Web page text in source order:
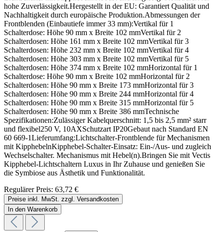
hohe Zuverlässigkeit.Hergestellt in der EU: Garantiert Qualität und
Nachhaltigkeit durch europäische Produktion.Abmessungen der
Frontblenden (Einbautiefe immer 33 mm):Vertikal für 1
Schalterdose: Höhe 90 mm x Breite 102 mmVertikal für 2
Schalterdosen: Höhe 161 mm x Breite 102 mmVertikal für 3
Schalterdosen: Höhe 232 mm x Breite 102 mmVertikal für 4
Schalterdosen: Höhe 303 mm x Breite 102 mmVertikal für 5
Schalterdosen: Höhe 374 mm x Breite 102 mmHorizontal für 1
Schalterdose: Höhe 90 mm x Breite 102 mmHorizontal für 2
Schalterdosen: Höhe 90 mm x Breite 173 mmHorizontal für 3
Schalterdosen: Höhe 90 mm x Breite 244 mmHorizontal für 4
Schalterdosen: Höhe 90 mm x Breite 315 mmHorizontal für 5
Schalterdosen: Höhe 90 mm x Breite 386 mmTechnische
Spezifikationen:Zulässiger Kabelquerschnitt: 1,5 bis 2,5 mm² starr
und flexibel250 V, 10AXSchutzart IP20Gebaut nach Standard EN
60 669-1Lieferumfang:Lichtschalter-Frontblende für Mechanismen
mit KipphebelnKipphebel-Schalter-Einsatz: Ein-/Aus- und zugleich
Wechselschalter. Mechanismus mit Hebel(n).Bringen Sie mit Vectis
Kipphebel-Lichtschaltern Luxus in Ihr Zuhause und genießen Sie
die Symbiose aus Ästhetik und Funktionalität.
Regulärer Preis: 63,72 €
Preise inkl. MwSt. zzgl. Versandkosten
In den Warenkorb